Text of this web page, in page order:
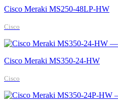
Cisco Meraki MS250-48LP-HW
Cisco
Cisco Meraki MS350-24-HW
Cisco